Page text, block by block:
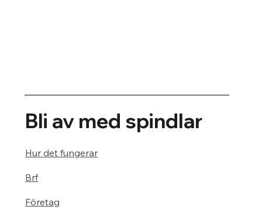
Bli av med spindlar
Hur det fungerar
Brf
Företag